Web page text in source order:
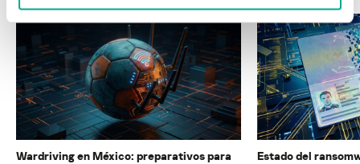
Wardriving en México: preparativos para
Estado del